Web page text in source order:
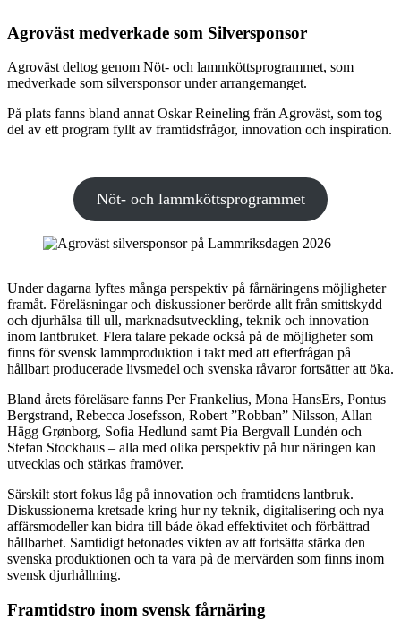
Agroväst medverkade som Silversponsor
Agroväst deltog genom Nöt- och lammköttsprogrammet, som
medverkade som silversponsor under arrangemanget.
På plats fanns bland annat Oskar Reineling från Agroväst, som tog
del av ett program fyllt av framtidsfrågor, innovation och inspiration.
Nöt- och lammköttsprogrammet
Under dagarna lyftes många perspektiv på fårnäringens möjligheter
framåt. Föreläsningar och diskussioner berörde allt från smittskydd
och djurhälsa till ull, marknadsutveckling, teknik och innovation
inom lantbruket. Flera talare pekade också på de möjligheter som
finns för svensk lammproduktion i takt med att efterfrågan på
hållbart producerade livsmedel och svenska råvaror fortsätter att öka.
Bland årets föreläsare fanns Per Frankelius, Mona HansErs, Pontus
Bergstrand, Rebecca Josefsson, Robert ”Robban” Nilsson, Allan
Hägg Grønborg, Sofia Hedlund samt Pia Bergvall Lundén och
Stefan Stockhaus – alla med olika perspektiv på hur näringen kan
utvecklas och stärkas framöver.
Särskilt stort fokus låg på innovation och framtidens lantbruk.
Diskussionerna kretsade kring hur ny teknik, digitalisering och nya
affärsmodeller kan bidra till både ökad effektivitet och förbättrad
hållbarhet. Samtidigt betonades vikten av att fortsätta stärka den
svenska produktionen och ta vara på de mervärden som finns inom
svensk djurhållning.
Framtidstro inom svensk fårnäring